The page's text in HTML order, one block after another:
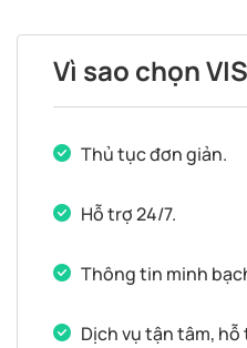
Vì sao chọn
Thủ tục đơn giản.
Hỗ trợ 24/7.
Thông tin minh
Dịch vụ tận tâm,